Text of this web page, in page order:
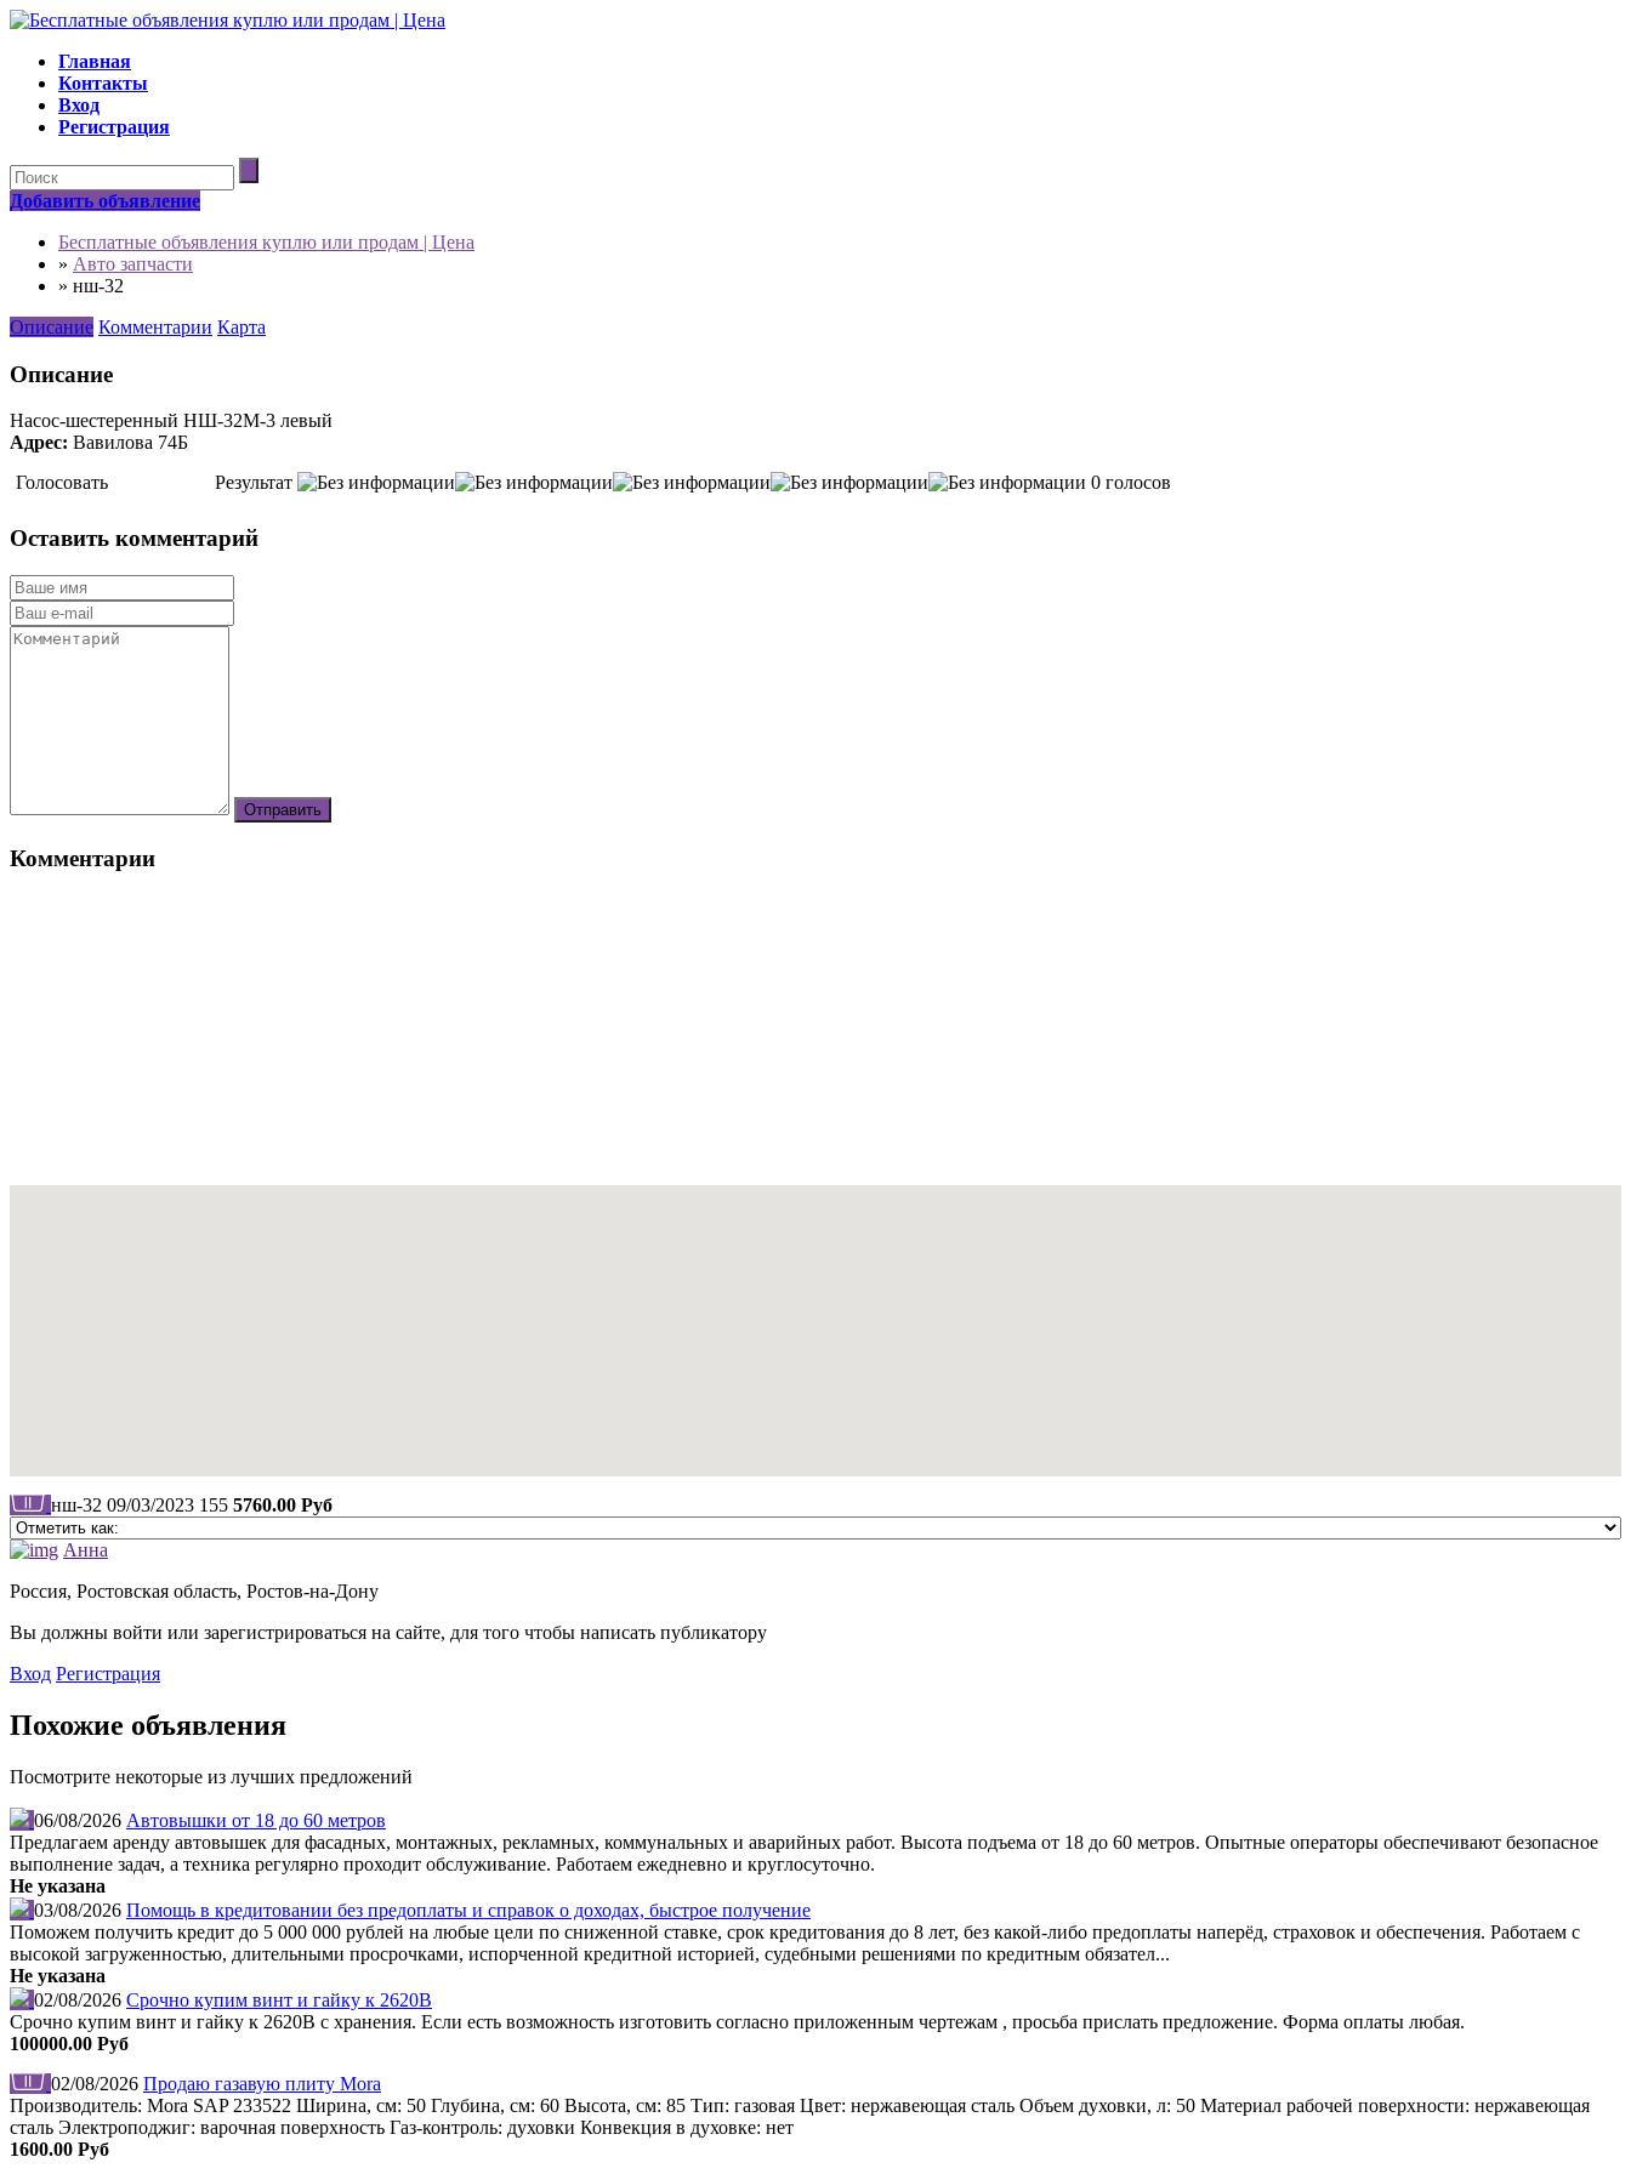
Главная
Контакты
Вход
Регистрация
Добавить объявление
Бесплатные объявления куплю или продам | Цена
» Авто запчасти
» нш-32
Описание Комментарии Карта
Описание
Насос-шестеренный НШ-32М-3 левый
Адрес: Вавилова 74Б
Голосовать
Результат 0 голосов
Оставить комментарий
Комментарии
нш-32 09/03/2023 155 5760.00 Руб
Анна
Россия, Ростовская область, Ростов-на-Дону
Вы должны войти или зарегистрироваться на сайте, для того чтобы написать публикатору
Вход Регистрация
Похожие объявления
Посмотрите некоторые из лучших предложений
06/08/2026 Автовышки от 18 до 60 метров
Предлагаем аренду автовышек для фасадных, монтажных, рекламных, коммунальных и аварийных работ. Высота подъема от 18 до 60 метров. Опытные операторы обеспечивают безопасное
выполнение задач, а техника регулярно проходит обслуживание. Работаем ежедневно и круглосуточно.
Не указана
03/08/2026 Помощь в кредитовании без предоплаты и справок о доходах, быстрое получение
Поможем получить кредит до 5 000 000 рублей на любые цели по сниженной ставке, срок кредитования до 8 лет, без какой-либо предоплаты наперёд, страховок и обеспечения. Работаем с
высокой загруженностью, длительными просрочками, испорченной кредитной историей, судебными решениями по кредитным обязател...
Не указана
02/08/2026 Срочно купим винт и гайку к 2620В
Срочно купим винт и гайку к 2620В с хранения. Если есть возможность изготовить согласно приложенным чертежам , просьба прислать предложение. Форма оплаты любая.
100000.00 Руб
02/08/2026 Продаю газавую плиту Mora
Производитель: Mora SAP 233522 Ширина, см: 50 Глубина, см: 60 Высота, см: 85 Тип: газовая Цвет: нержавеющая сталь Объем духовки, л: 50 Материал рабочей поверхности: нержавеющая
сталь Электроподжиг: варочная поверхность Газ-контроль: духовки Конвекция в духовке: нет
1600.00 Руб